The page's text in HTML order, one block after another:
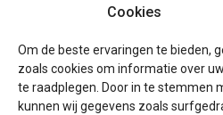
Cookies
Om de beste ervaringen te bieden,
zoals cookies om informatie over
te raadplegen. Door in te stemmen
kunnen wij gegevens zoals
Blog
Voor eigenaren